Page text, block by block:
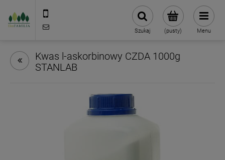
(pusty)
Szukaj Menu
Kwas l-askorbinowy CZDA 1000g
STANLAB